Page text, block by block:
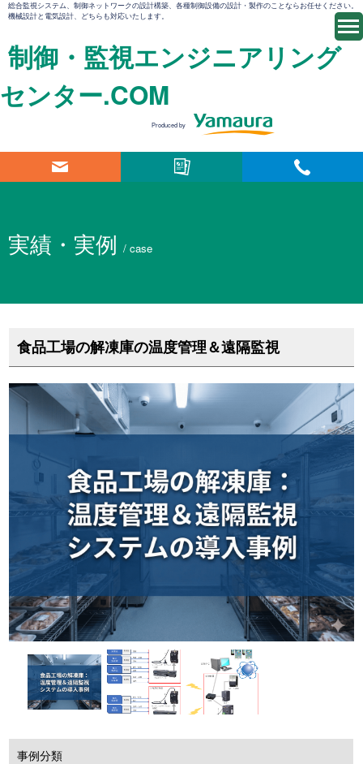
総合監視システム、制御ネットワークの設計構築、各種制御設備の設計・製作のことならお任せください。
機械設計と電気設計、どちらも対応いたします。
制御・監視エンジニアリング
センター.COM
Produced by
実績・実例 / case
食品工場の解凍庫の温度管理＆遠隔監視
事例分類